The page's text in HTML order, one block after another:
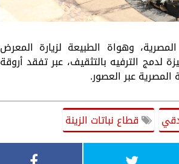
وهواة الطبيعة لزيارة المعرض
لدمج الترفيه بالتثقيف، عبر تفقد أروقة
عبر العصور.
قطاع نباتات الزينة